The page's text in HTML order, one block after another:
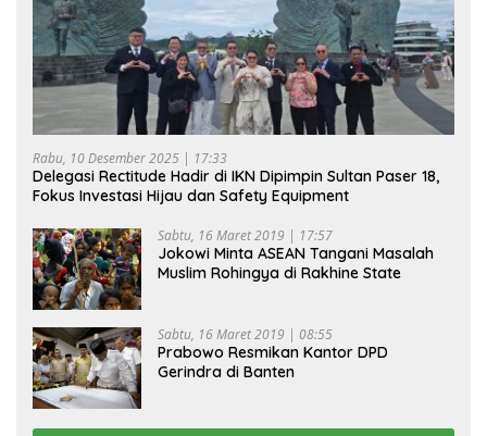
Rabu, 10 Desember 2025 | 17:33
Delegasi Rectitude Hadir di IKN Dipimpin Sultan Paser 18,
Fokus Investasi Hijau dan Safety Equipment
Sabtu, 16 Maret 2019 | 17:57
Jokowi Minta ASEAN Tangani Masalah
Muslim Rohingya di Rakhine State
Sabtu, 16 Maret 2019 | 08:55
Prabowo Resmikan Kantor DPD
Gerindra di Banten